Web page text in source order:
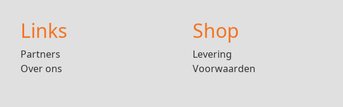
Links
Partners
Over ons
Shop
Levering
Voorwaarden